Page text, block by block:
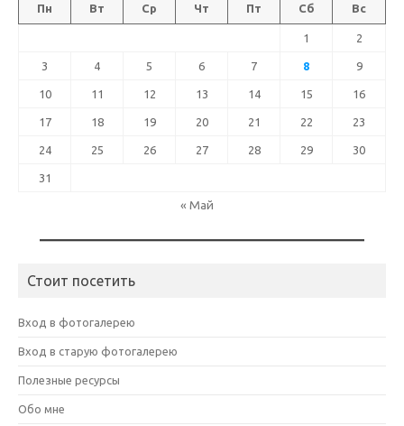
Пн Вт Ср Чт Пт Сб Вс
1 2
3 4 5 6 7 8 9
10 11 12 13 14 15 16
17 18 19 20 21 22 23
24 25 26 27 28 29 30
31
« Май
Стоит посетить
Вход в фотогалерею
Вход в старую фотогалерею
Полезные ресурсы
Обо мне